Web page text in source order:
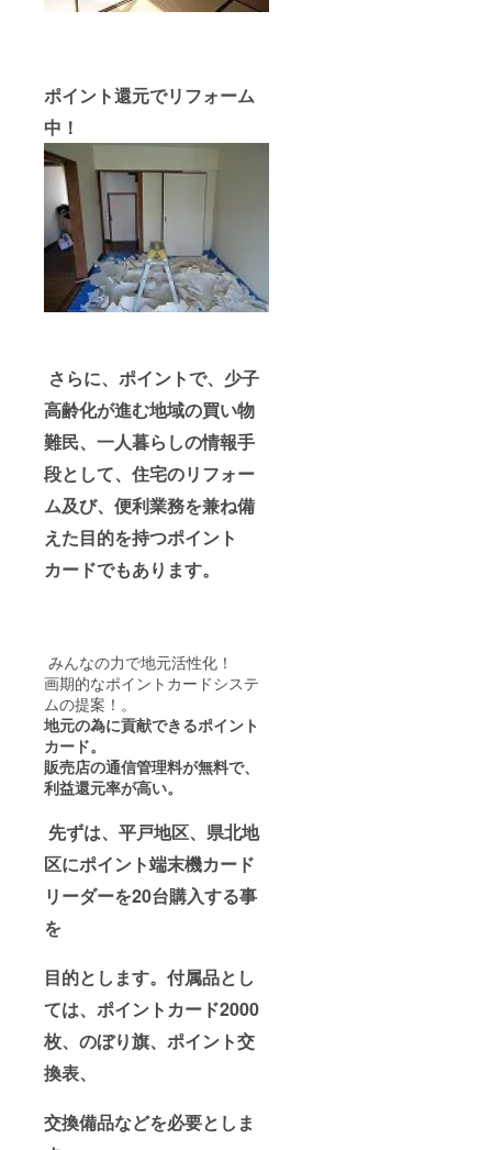
ポイント還元でリフォーム
中！
さらに、ポイントで、少子
高齢化が進む地域の買い物
難民、一人暮らしの情報手
段として、住宅のリフォー
ム及び、便利業務を兼ね備
えた目的を持つポイント
カードでもあります。
みんなの力で地元活性化！
画期的なポイントカードシステ
ムの提案！。
地元の為に貢献できるポイント
カード。
販売店の通信管理料が無料で、
利益還元率が高い。
先ずは、平戸地区、県北地
区にポイント端末機カード
リーダーを20台購入する事
を
目的とします。付属品とし
ては、ポイントカード2000
枚、のぼり旗、ポイント交
換表、
交換備品などを必要としま